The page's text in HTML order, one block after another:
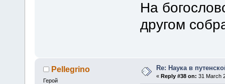
На
другом
Pellegrino
Герой
Re: Наука в
«Reply #38 on: 31 March